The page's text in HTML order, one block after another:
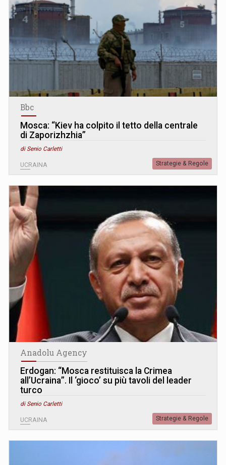
Bbc
Mosca: “Kiev ha colpito il tetto della centrale
di Zaporizhzhia”
di Senio Carletti
UCRAINA Strategie & Regole
Anadolu Agency
Erdogan: “Mosca restituisca la Crimea
all’Ucraina”. Il ‘gioco’ su più tavoli del leader
turco
di Senio Carletti
UCRAINA Strategie & Regole